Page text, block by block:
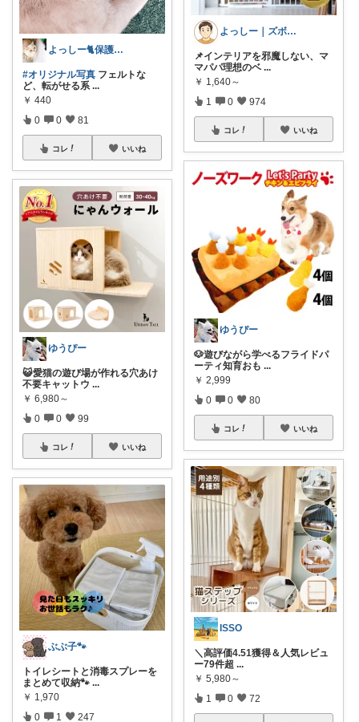
よっしー🐈保護猫暮らし
#オリジナル写真 フェルトな
ど、転がせる系 ...
￥ 440
0 0 81
コレ いいね
ゆうぴー
😺愛猫の遊び場が作れる穴あけ
不要キャットウ ...
￥ 6,980～
0 0 99
コレ いいね
ぶぶ子🐾
トイレシートと消毒スプレーを
まとめて収納🐾 ...
￥ 1,970
0 1 247
よっしー｜ズボラでもおしゃれに整えたい
📌インテリアを邪魔しない、マ
マパパ理想のベ ...
￥ 1,640～
1 0 974
コレ いいね
ゆうぴー
🐶遊びながら学べるフライドパ
ーティ知育おも ...
￥ 2,999
0 0 80
コレ いいね
ISSO
＼高評価4.51獲得＆人気レビュ
ー79件超 ...
￥ 5,980～
1 0 72